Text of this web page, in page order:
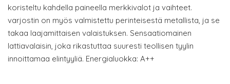
koristeltu kahdella paineella merkkivalot ja vaihteet.
varjostin on myös valmistettu perinteisestä metallista, ja se
takaa laajamittaisen valaistuksen. Sensaatiomainen
lattiavalaisin, joka rikastuttaa suuresti teollisen tyylin
innoittamaa elintyyliä. Energialuokka: A++